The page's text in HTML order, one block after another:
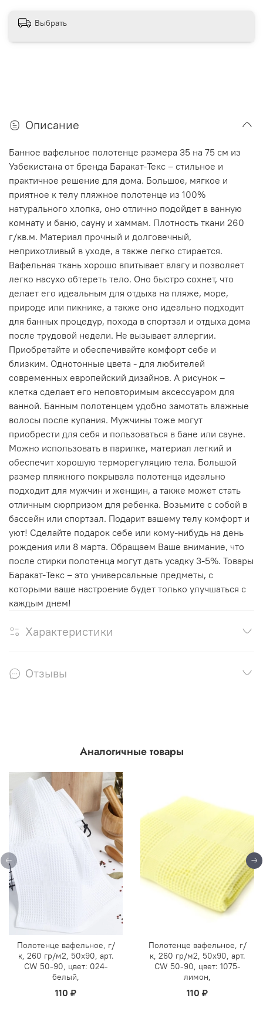
Выбрать
Описание
Банное вафельное полотенце размера 35 на 75 см из
Узбекистана от бренда Баракат-Текс – стильное и
практичное решение для дома. Большое, мягкое и
приятное к телу пляжное полотенце из 100%
натурального хлопка, оно отлично подойдет в ванную
комнату и баню, сауну и хаммам. Плотность ткани 260
г/кв.м. Материал прочный и долговечный,
неприхотливый в уходе, а также легко стирается.
Вафельная ткань хорошо впитывает влагу и позволяет
легко насухо обтереть тело. Оно быстро сохнет, что
делает его идеальным для отдыха на пляже, море,
природе или пикнике, а также оно идеально подходит
для банных процедур, похода в спортзал и отдыха дома
после трудовой недели. Не вызывает аллергии.
Приобретайте и обеспечивайте комфорт себе и
близким. Однотонные цвета - для любителей
современных европейский дизайнов. А рисунок –
клетка сделает его неповторимым аксессуаром для
ванной. Банным полотенцем удобно замотать влажные
волосы после купания. Мужчины тоже могут
приобрести для себя и пользоваться в бане или сауне.
Можно использовать в парилке, материал легкий и
обеспечит хорошую терморегуляцию тела. Большой
размер пляжного покрывала полотенца идеально
подходит для мужчин и женщин, а также может стать
отличным сюрпризом для ребенка. Возьмите с собой в
бассейн или спортзал. Подарит вашему телу комфорт и
уют! Сделайте подарок себе или кому-нибудь на день
рождения или 8 марта. Обращаем Ваше внимание, что
после стирки полотенца могут дать усадку 3-5%. Товары
Баракат-Текс – это универсальные предметы, с
которыми ваше настроение будет только улучшаться с
каждым днем!
Характеристики
Отзывы
Аналогичные товары
Полотенце вафельное, г/
к, 260 гр/м2, 50х90, арт.
CW 50-90, цвет: 024-
белый,
110 ₽
Полотенце вафельное, г/
к, 260 гр/м2, 50х90, арт.
CW 50-90, цвет: 1075-
лимон,
110 ₽